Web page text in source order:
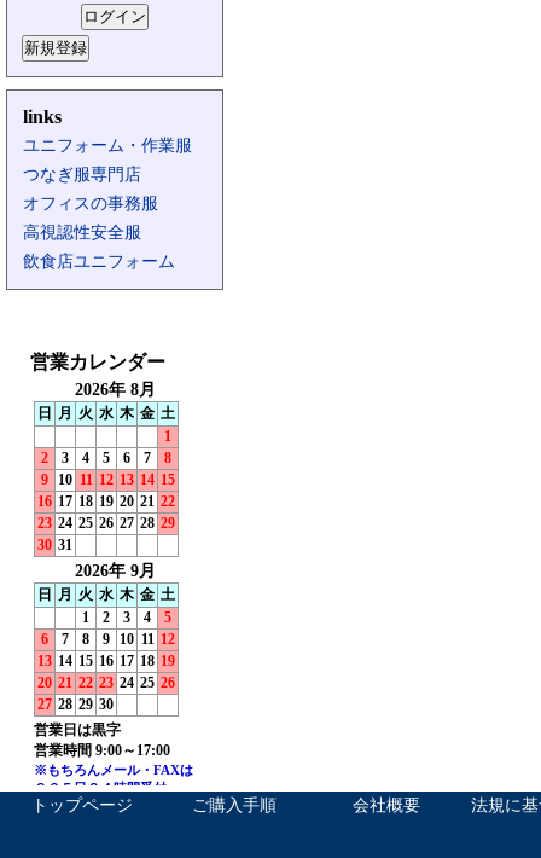
links
ユニフォーム・作業服
つなぎ服専門店
オフィスの事務服
高視認性安全服
飲食店ユニフォーム
トップページ ご購入手順 会社概要 法規に